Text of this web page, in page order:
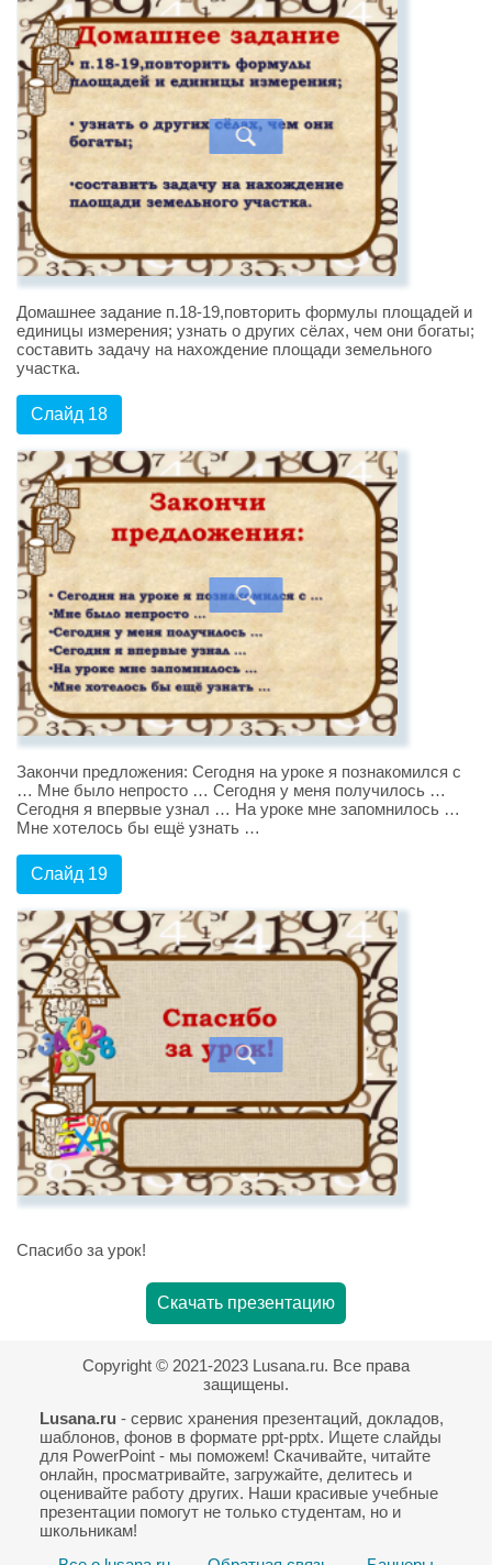
Домашнее задание п.18-19,повторить формулы площадей и
единицы измерения; узнать о других сёлах, чем они богаты;
составить задачу на нахождение площади земельного
участка.
Слайд 18
Закончи предложения: Сегодня на уроке я познакомился с
… Мне было непросто … Сегодня у меня получилось …
Сегодня я впервые узнал … На уроке мне запомнилось …
Мне хотелось бы ещё узнать …
Слайд 19
Спасибо за урок!
Скачать презентацию
Copyright © 2021-2023 Lusana.ru. Все права
защищены.
Lusana.ru - сервис хранения презентаций, докладов,
шаблонов, фонов в формате ppt-pptx. Ищете слайды
для PowerPoint - мы поможем! Скачивайте, читайте
онлайн, просматривайте, загружайте, делитесь и
оценивайте работу других. Наши красивые учебные
презентации помогут не только студентам, но и
школьникам!